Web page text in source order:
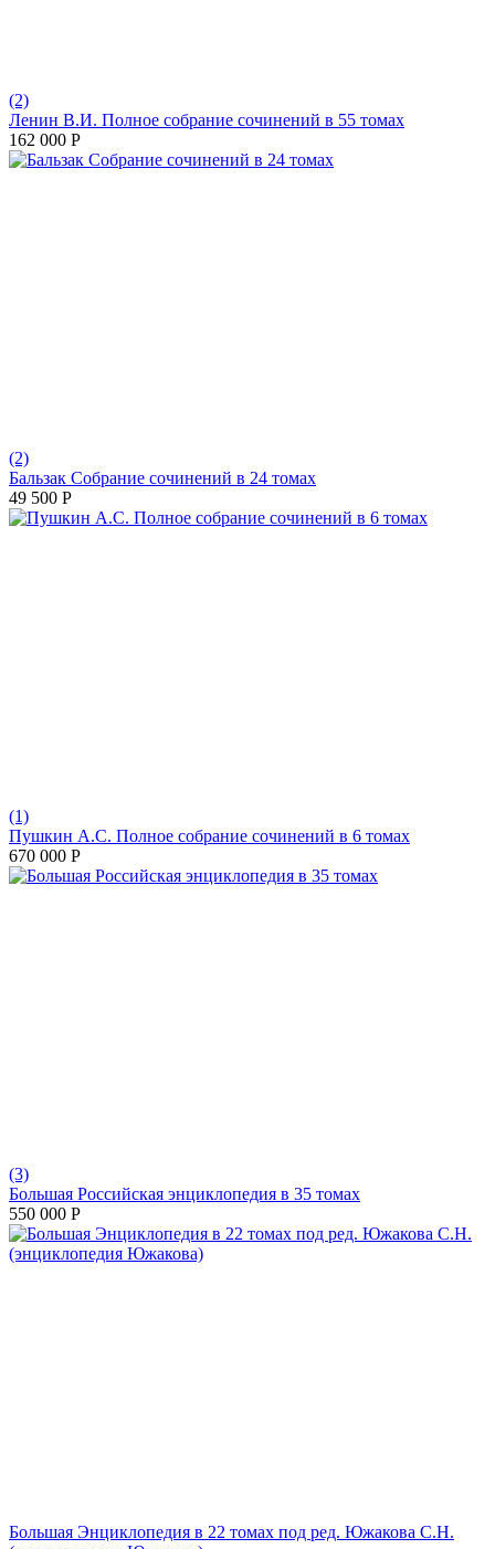
(2)
Ленин В.И. Полное собрание сочинений в 55 томах
162 000 Р
(2)
Бальзак Собрание сочинений в 24 томах
49 500 Р
(1)
Пушкин А.С. Полное собрание сочинений в 6 томах
670 000 Р
(3)
Большая Российская энциклопедия в 35 томах
550 000 Р
Большая Энциклопедия в 22 томах под ред. Южакова С.Н.